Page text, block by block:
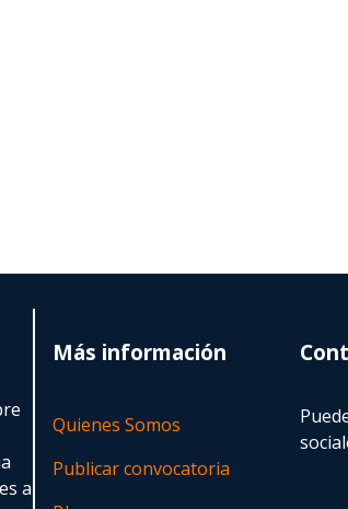
a
Más información
Quienes Somos
Publicar convocatoria